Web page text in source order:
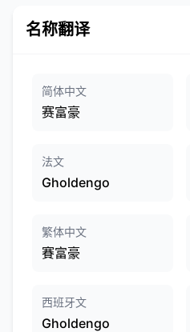
名称翻译
简体中文
赛富豪
法文
Gholdengo
繁体中文
賽富豪
西班牙文
Gholdengo